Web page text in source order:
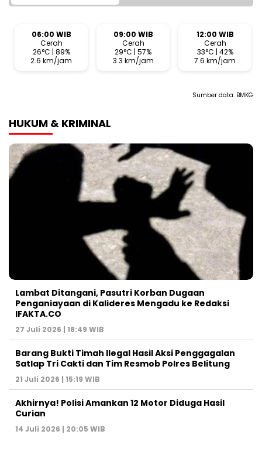
06:00 WIB
Cerah
26°C | 89%
2.6 km/jam
09:00 WIB
Cerah
29°C | 57%
3.3 km/jam
12:00 WIB
Cerah
33°C | 42%
7.6 km/jam
Sumber data: BMKG
HUKUM & KRIMINAL
Lambat Ditangani, Pasutri Korban Dugaan
Penganiayaan di Kalideres Mengadu ke Redaksi
IFAKTA.CO
27 Juli 2026 | 18:49 WIB
Barang Bukti Timah Ilegal Hasil Aksi Penggagalan
Satlap Tri Cakti dan Tim Resmob Polres Belitung
21 Juli 2026 | 15:19 WIB
Akhirnya! Polisi Amankan 12 Motor Diduga Hasil
Curian
14 Juli 2026 | 20:05 WIB